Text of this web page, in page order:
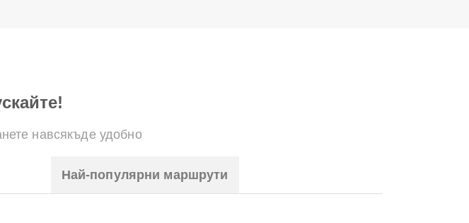
навсякъде удобно
Най-популярни маршрути